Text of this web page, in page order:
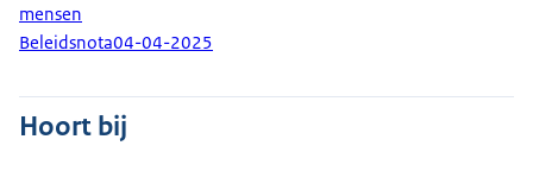
mensen
Beleidsnota04-04-2025
Hoort bij